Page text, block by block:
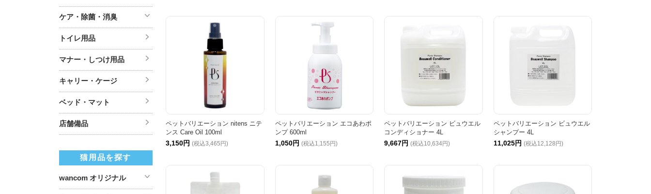
ペットバリエーション nitens ニテ
ンス Care Oil 100ml
3,150円 (税込3,465円)
ペットバリエーション エコあわポ
ンプ 600ml
1,050円 (税込1,155円)
ペットバリエーション ビュウエル
コンディショナー 4L
9,667円 (税込10,634円)
ペットバリエーション ビュウエル
シャンプー 4L
11,025円 (税込12,128円)
ケア・除菌・消臭
トイレ用品
マナー・しつけ用品
キャリー・ケージ
ベッド・マット
店舗備品
猫用品を探す
wancom オリジナル